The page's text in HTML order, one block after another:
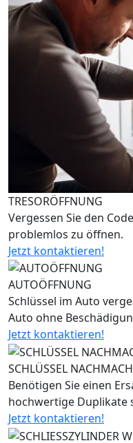
TRESORÖFFNUNG
Vergessen Sie den
problemlos zu öffnen.
Jetzt kontaktieren!
AUTOÖFFNUNG
Schlüssel im Auto
Auto ohne
Jetzt kontaktieren!
SCHLÜSSEL
Benötigen Sie einen
hochwertige Duplikate
Jetzt kontaktieren!